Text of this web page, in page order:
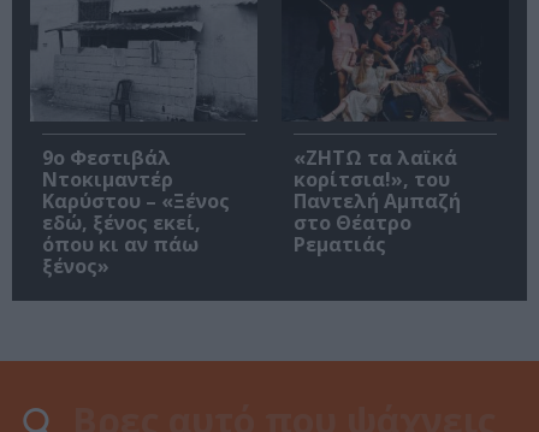
9ο Φεστιβάλ
Ντοκιμαντέρ
Καρύστου – «Ξένος
εδώ, ξένος εκεί,
όπου κι αν πάω
ξένος»
«ΖΗΤΩ τα λαϊκά
κορίτσια!», του
Παντελή Αμπαζή
στο Θέατρο
Ρεματιάς